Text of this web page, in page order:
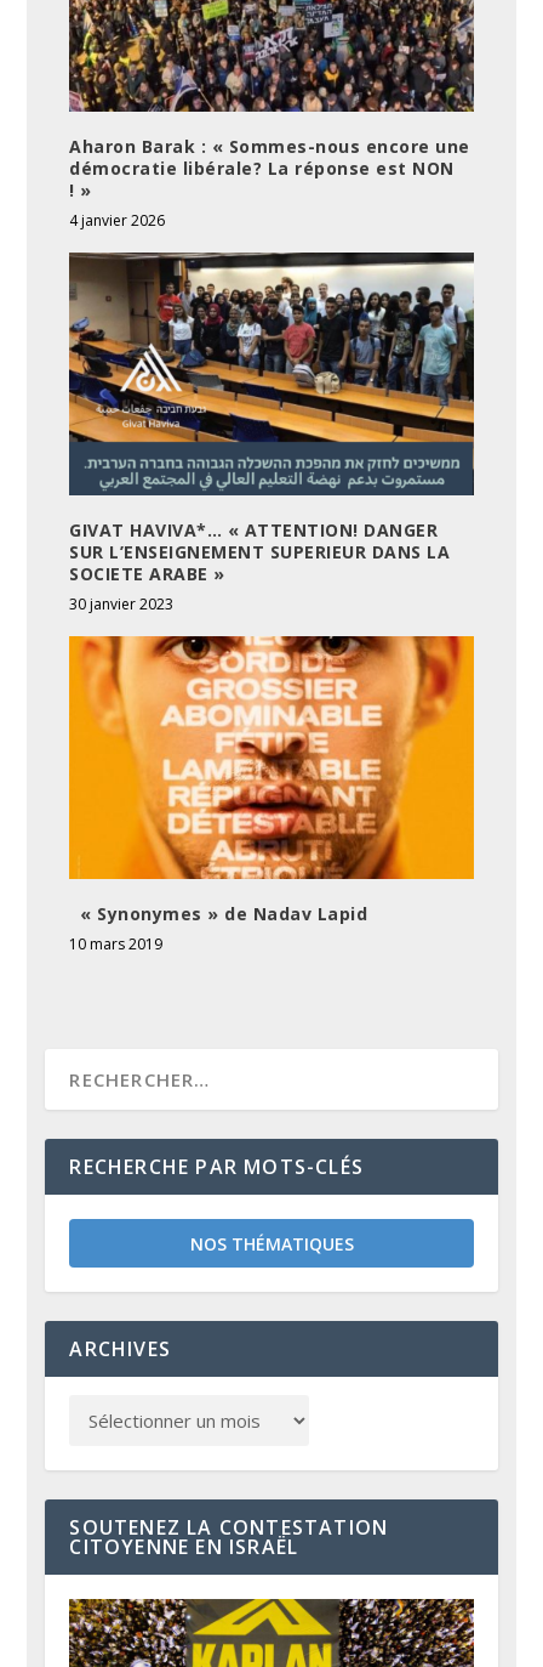
Aharon Barak : « Sommes-nous encore une
démocratie libérale? La réponse est NON
! »
4 janvier 2026
GIVAT HAVIVA*… « ATTENTION! DANGER
SUR L’ENSEIGNEMENT SUPERIEUR DANS LA
SOCIETE ARABE »
30 janvier 2023
« Synonymes » de Nadav Lapid
10 mars 2019
RECHERCHE PAR MOTS-CLÉS
NOS THÉMATIQUES
ARCHIVES
SOUTENEZ LA CONTESTATION
CITOYENNE EN ISRAËL